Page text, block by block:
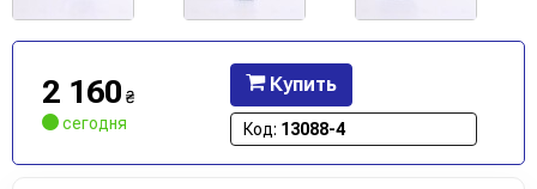
2 160 ₴
сегодня
Купить
Код: 13088-4